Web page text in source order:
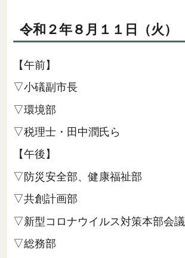
令和２年８月１１日（火）
【午前】
▽小礒副市長
▽環境部
▽税理士・田中潤氏ら
【午後】
▽防災安全部、健康福祉部
▽共創計画部
▽新型コロナウイルス対策本部会議
▽総務部